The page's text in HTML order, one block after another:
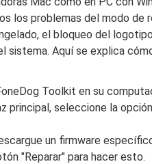
los problemas del modo de
el bloqueo del
sistema. Aquí se explica
Toolkit en su
principal, seleccione la
un firmware
"Reparar" para hacer esto.